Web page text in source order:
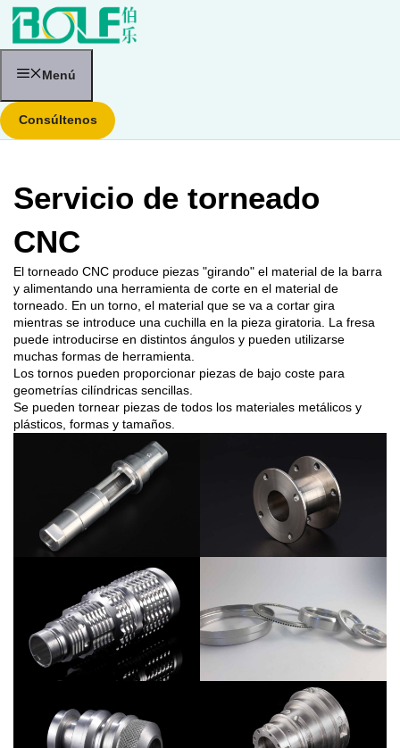
Saltar
contenido
Menú
Consúltenos
Servicio de torneado
CNC
El torneado CNC produce piezas "girando" el material de la barra
y alimentando una herramienta de corte en el material de
torneado. En un torno, el material que se va a cortar gira
mientras se introduce una cuchilla en la pieza giratoria. La fresa
puede introducirse en distintos ángulos y pueden utilizarse
muchas formas de herramienta.
Los tornos pueden proporcionar piezas de bajo coste para
geometrías cilíndricas sencillas.
Se pueden tornear piezas de todos los materiales metálicos y
plásticos, formas y tamaños.